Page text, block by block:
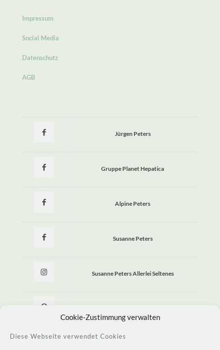
Cookie-Zustimmung verwalten
Diese Webseite verwendet Cookies
Impressum
Social Media
Datenschutz
AGB
Jürgen Peters
Gruppe Planet Hepatica
Alpine Peters
Susanne Peters
Susanne Peters Allerlei Seltenes